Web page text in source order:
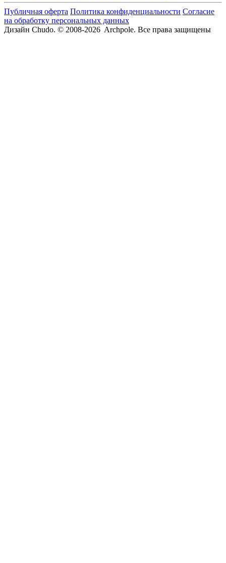
Публичная оферта Политика конфиденциальности Согласие
на обработку персональных данных
Дизайн Chudo. © 2008-2026 Archpole. Все права защищены